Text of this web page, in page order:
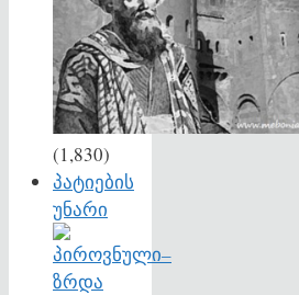
(1,830)
პატიების
უნარი